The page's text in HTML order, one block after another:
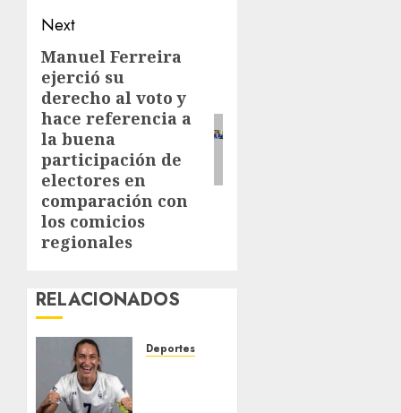
Next
Next
post:
Manuel Ferreira
ejerció su
derecho al voto y
hace referencia a
la buena
participación de
electores en
comparación con
los comicios
regionales
RELACIONADOS
Deportes